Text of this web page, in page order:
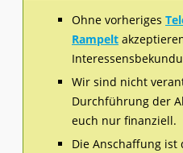
Ohne vorheriges
Rampelt
Wir sind nicht
Durchführung der
euch nur finanziell.
Die Anschaffung ist